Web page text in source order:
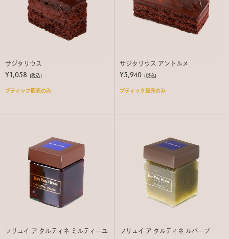
サジタリウス
¥1,058 (税込)
ブティック販売のみ
サジタリウス アントルメ
¥5,940 (税込)
ブティック販売のみ
フリュイ ア タルティネ ミルティーユ フリュイ ア タルティネ ルバーブ